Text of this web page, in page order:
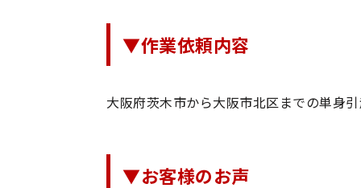
▼作業依頼内容
大阪府茨木市から大阪市北区までの単身
▼お客様のお声